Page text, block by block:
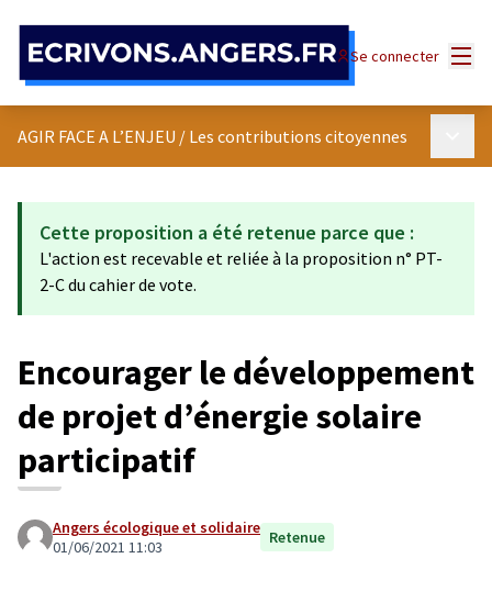
Se connecter
AGIR FACE A L’ENJEU / Les contributions citoyennes
Cette proposition a été retenue parce que :
L'action est recevable et reliée à la proposition n° PT-
2-C du cahier de vote.
Encourager le développement
de projet d’énergie solaire
participatif
Angers écologique et solidaire
01/06/2021 11:03
Retenue